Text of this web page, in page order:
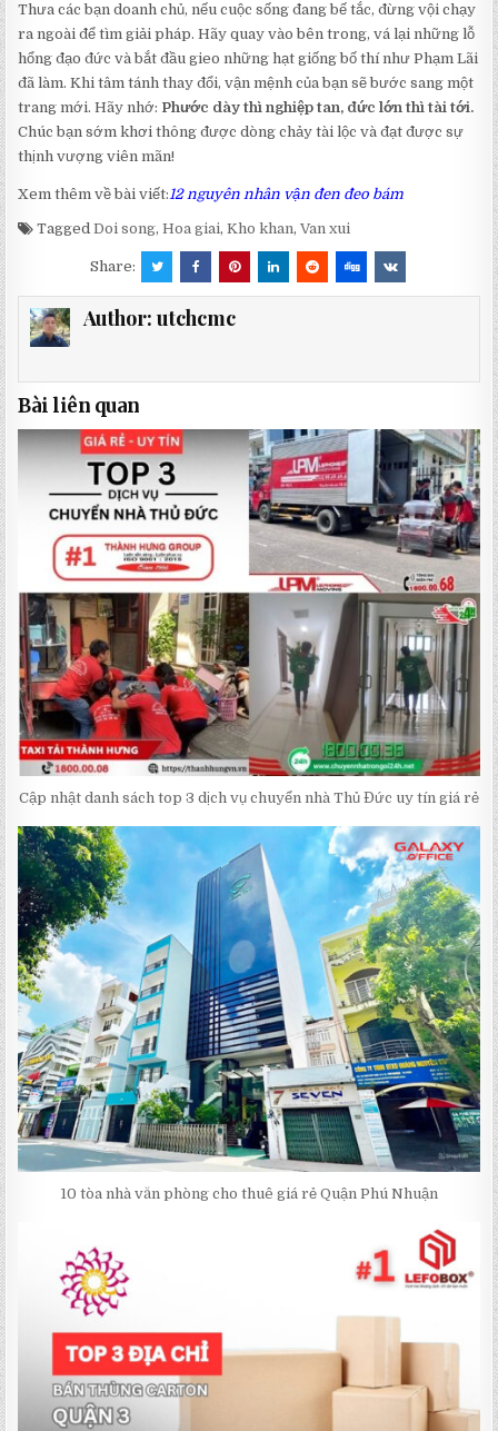
Thưa các bạn doanh chủ, nếu cuộc sống đang bế tắc, đừng vội chạy
ra ngoài để tìm giải pháp. Hãy quay vào bên trong, vá lại những lỗ
hổng đạo đức và bắt đầu gieo những hạt giống bố thí như Phạm Lãi
đã làm. Khi tâm tánh thay đổi, vận mệnh của bạn sẽ bước sang một
trang mới. Hãy nhớ: Phước dày thì nghiệp tan, đức lớn thì tài tới.
Chúc bạn sớm khơi thông được dòng chảy tài lộc và đạt được sự
thịnh vượng viên mãn!
Xem thêm về bài viết:12 nguyên nhân vận đen đeo bám
TaggedDoi song,Hoa giai,Kho khan,Van xui
Share:
Author: utchcmc
Bài liên quan
Cập nhật danh sách top 3 dịch vụ chuyển nhà Thủ Đức uy tín giá rẻ
10 tòa nhà văn phòng cho thuê giá rẻ Quận Phú Nhuận